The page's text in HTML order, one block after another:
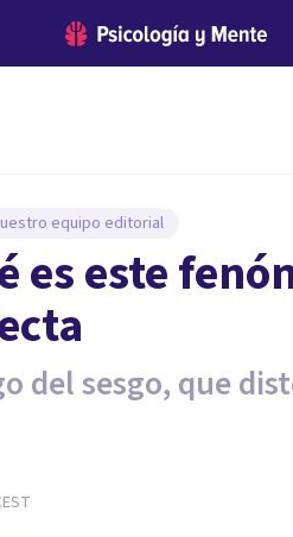
equipo editorial
es este
del sesgo, que